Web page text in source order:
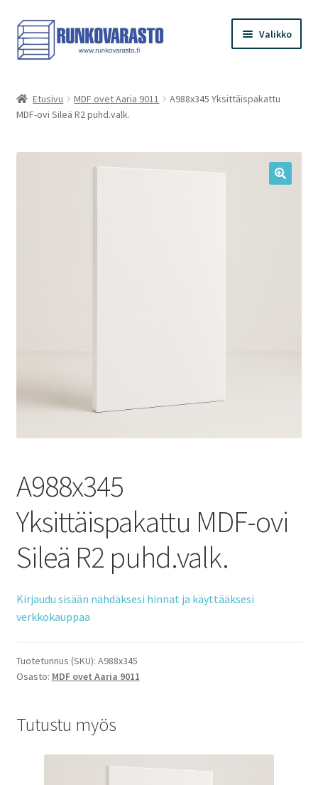
Siirry
navigointiin
Siirry
sisältöön
Valikko
Kauppa
Ostoskori
Etusivu MDF ovet Aaria 9011
A988x345 Yksittäispakattu
MDF-ovi Sileä R2 puhd.valk.
A988x345
Yksittäispakattu MDF-ovi
Sileä R2 puhd.valk.
Kirjaudu sisään nähdäksesi hinnat ja käyttääksesi
verkkokauppaa
Tuotetunnus (SKU): A988x345
Osasto: MDF ovet Aaria 9011
Tutustu myös